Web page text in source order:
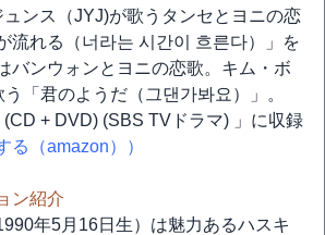
ュンス（JYJ)が歌うタンセとヨニの恋
流れる（너라는 시간이 흐른다）」を
バンウォンとヨニの恋歌。キム・ボ
「君のようだ（그댄가봐요）」。
(CD + DVD) (SBS TVドラマ) 」に収録
る（amazon））
ン紹介
年5月16日生）は魅力あるハスキ